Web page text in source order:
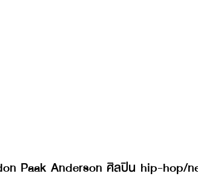
Paak Anderson ศิลปิน hip-hop/